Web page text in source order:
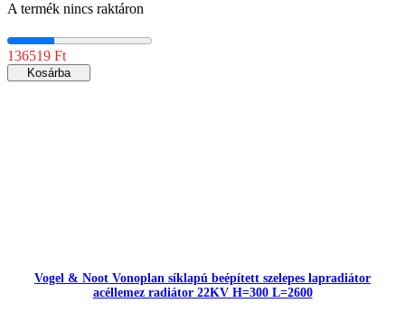
A termék nincs raktáron
136519 Ft
Kosárba
Vogel & Noot Vonoplan síklapú beépített szelepes lapradiátor
acéllemez radiátor 22KV H=300 L=2600